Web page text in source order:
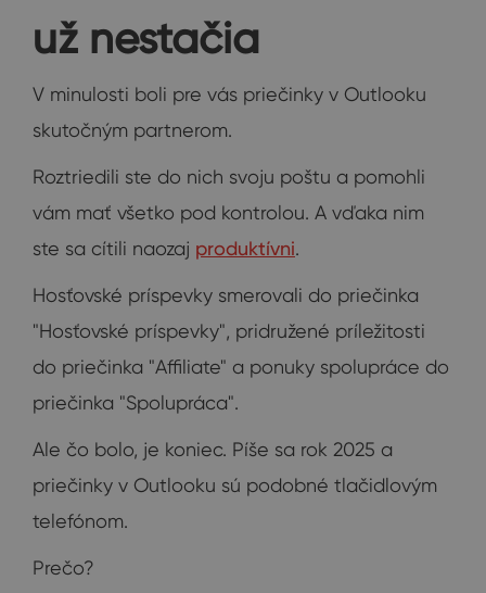
už nestačia
V minulosti boli pre vás priečinky v Outlooku
skutočným partnerom.
Roztriedili ste do nich svoju poštu a pomohli
vám mať všetko pod kontrolou. A vďaka nim
ste sa cítili naozaj produktívni.
Hosťovské príspevky smerovali do priečinka
"Hosťovské príspevky", pridružené príležitosti
do priečinka "Affiliate" a ponuky spolupráce do
priečinka "Spolupráca".
Ale čo bolo, je koniec. Píše sa rok 2025 a
priečinky v Outlooku sú podobné tlačidlovým
telefónom.
Prečo?